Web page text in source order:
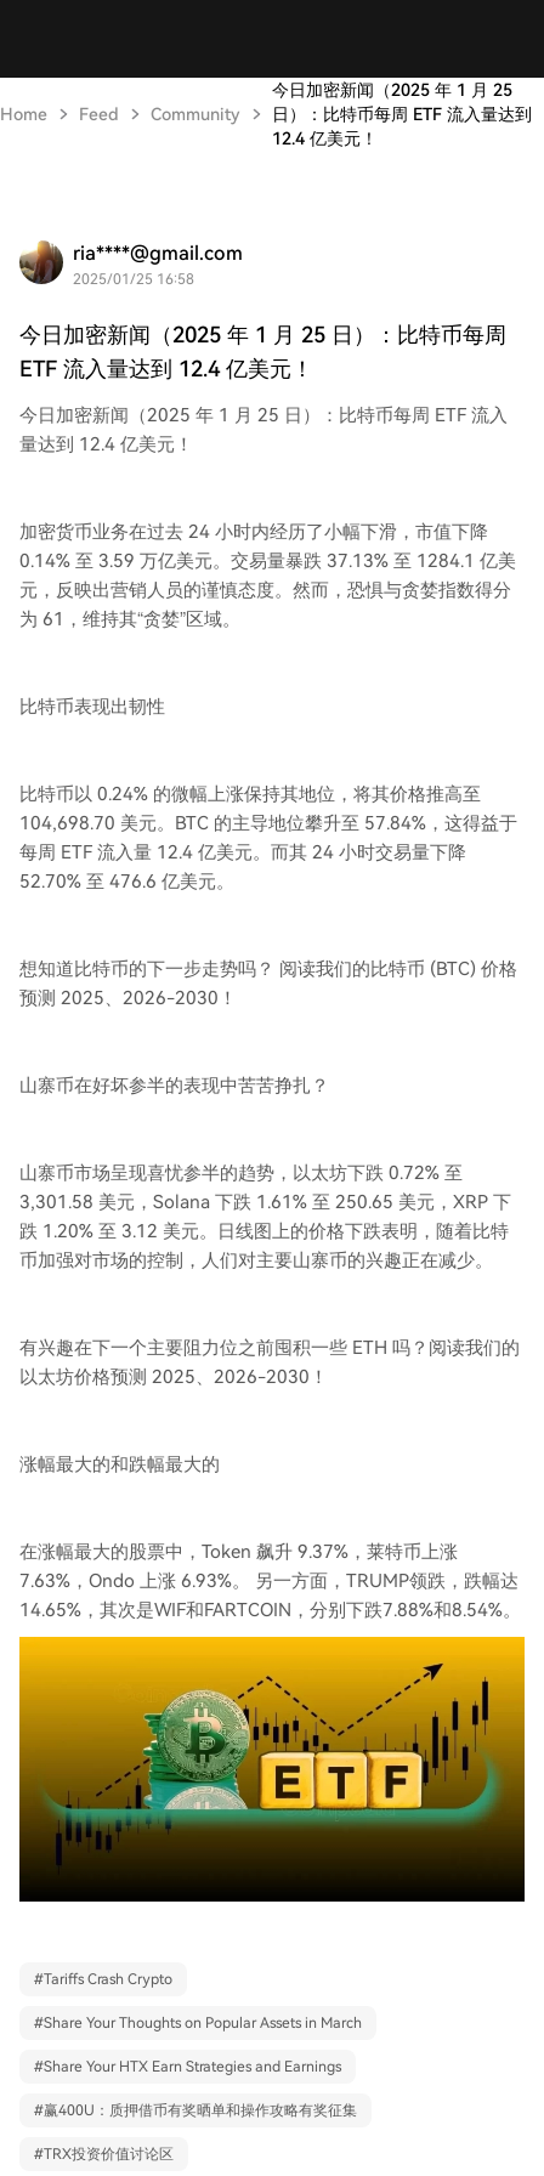
Home Feed Community
今日加密新闻（2025 年 1 月 25
日）：比特币每周 ETF 流入量达到
12.4 亿美元！
ria****@gmail.com
2025/01/25 16:58
今日加密新闻（2025 年 1 月 25 日）：比特币每周
ETF 流入量达到 12.4 亿美元！
今日加密新闻（2025 年 1 月 25 日）：比特币每周 ETF 流入
量达到 12.4 亿美元！
加密货币业务在过去 24 小时内经历了小幅下滑，市值下降
0.14% 至 3.59 万亿美元。交易量暴跌 37.13% 至 1284.1 亿美
元，反映出营销人员的谨慎态度。然而，恐惧与贪婪指数得分
为 61，维持其“贪婪”区域。
比特币表现出韧性
比特币以 0.24% 的微幅上涨保持其地位，将其价格推高至
104,698.70 美元。BTC 的主导地位攀升至 57.84%，这得益于
每周 ETF 流入量 12.4 亿美元。而其 24 小时交易量下降
52.70% 至 476.6 亿美元。
想知道比特币的下一步走势吗？ 阅读我们的比特币 (BTC) 价格
预测 2025、2026-2030！
山寨币在好坏参半的表现中苦苦挣扎？
山寨币市场呈现喜忧参半的趋势，以太坊下跌 0.72% 至
3,301.58 美元，Solana 下跌 1.61% 至 250.65 美元，XRP 下
跌 1.20% 至 3.12 美元。日线图上的价格下跌表明，随着比特
币加强对市场的控制，人们对主要山寨币的兴趣正在减少。
有兴趣在下一个主要阻力位之前囤积一些 ETH 吗？阅读我们的
以太坊价格预测 2025、2026-2030！
涨幅最大的和跌幅最大的
在涨幅最大的股票中，Token 飙升 9.37%，莱特币上涨
7.63%，Ondo 上涨 6.93%。 另一方面，TRUMP领跌，跌幅达
14.65%，其次是WIF和FARTCOIN，分别下跌7.88%和8.54%。
#Tariffs Crash Crypto
#Share Your Thoughts on Popular Assets in March
#Share Your HTX Earn Strategies and Earnings
#赢400U：质押借币有奖晒单和操作攻略有奖征集
#TRX投资价值讨论区